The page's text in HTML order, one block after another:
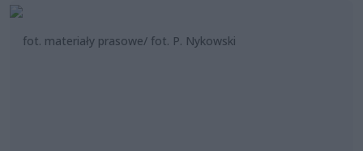
fot. materiały prasowe/ fot. P. Nykowski